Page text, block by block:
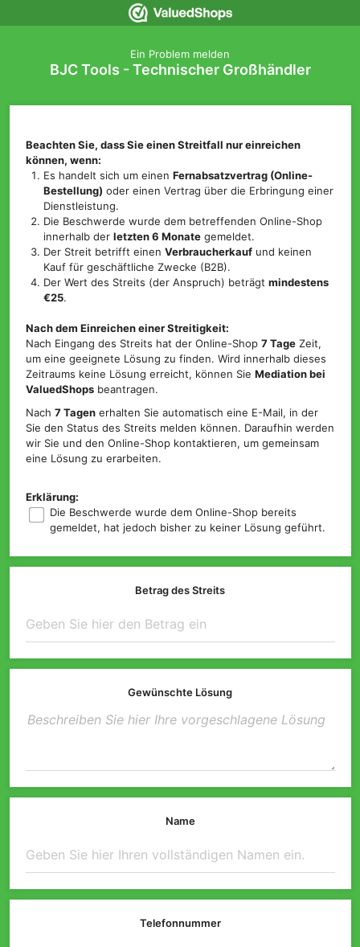
Ein Problem melden
BJC Tools - Technischer Großhändler
Beachten Sie, dass Sie einen Streitfall nur einreichen
können, wenn:
Es handelt sich um einenFernabsatzvertrag (Online-
Bestellung) oder einen Vertrag über die Erbringung einer
Dienstleistung.
Die Beschwerde wurde dem betreffenden Online-Shop
innerhalb derletzten 6 Monate gemeldet.
Der Streit betrifft einenVerbraucherkauf und keinen
Kauf für geschäftliche Zwecke (B2B).
Der Wert des Streits (der Anspruch) beträgtmindestens
€25.
Nach dem Einreichen einer Streitigkeit:
Nach Eingang des Streits hat der Online-Shop 7 TageZeit,
um eine geeignete Lösung zu finden. Wird innerhalb dieses
Zeitraums keine Lösung erreicht, können Sie Mediation bei
ValuedShopsbeantragen.
Nach 7 Tagenerhalten Sie automatisch eine E-Mail, in der
Sie den Status des Streits melden können. Daraufhin werden
wir Sie und den Online-Shop kontaktieren, um gemeinsam
eine Lösung zu erarbeiten.
Erklärung:
Die Beschwerde wurde dem Online-Shop bereits
gemeldet, hat jedoch bisher zu keiner Lösung geführt.
Betrag des Streits
Gewünschte Lösung
Name
Telefonnummer